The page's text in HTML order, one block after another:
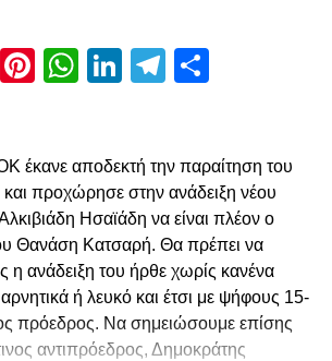
Pinterest
WhatsApp
LinkedIn
Telegram
έκανε αποδεκτή την παραίτηση του
προχώρησε στην ανάδειξη νέου
Ησαϊάδη να είναι πλέον ο
Θανάση Κατσαρή. Θα πρέπει να
ανάδειξη του ήρθε χωρίς κανένα
ή λευκό και έτσι με ψήφους 15-
πρόεδρος. Να σημειώσουμε επίσης
αντιπρόεδρος, Δημοκράτης